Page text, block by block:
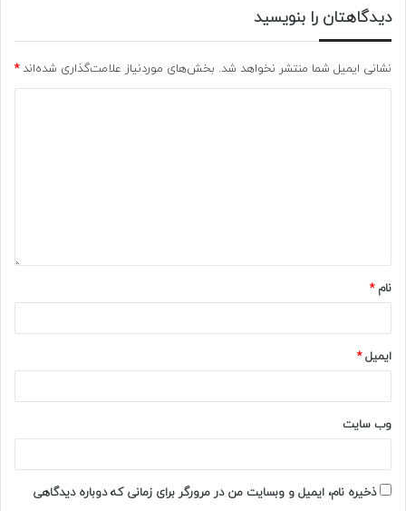
دیدگاهتان را بنویسید
نشانی ایمیل شما منتشر نخواهد شد. بخش‌های موردنیاز علامت‌گذاری شده‌اند*
نام*
ایمیل*
وب‌ سایت
ذخیره نام، ایمیل و وبسایت من در مرورگر برای زمانی که دوباره دیدگاهی